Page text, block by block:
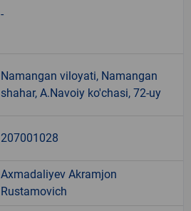
-
Namangan viloyati, Namangan
shahar, A.Navoiy ko'chasi, 72-uy
207001028
Axmadaliyev Akramjon
Rustamovich